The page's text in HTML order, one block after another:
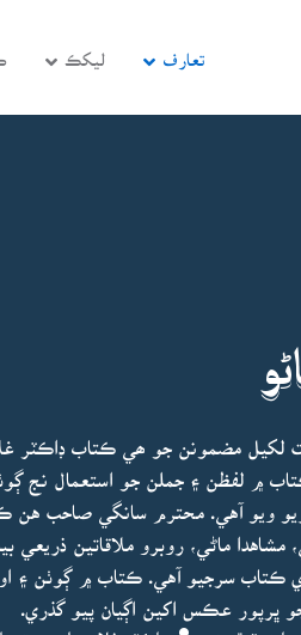
تعارف ليکڪ
لکيل مضمونن جو ھي ڪتاب ڊاڪٽر
۾ لفظن ۽ جملن جو استعمال نج
ويو آهي. محترم سانگي صاحب هن
ماڻي، روبرو ملاقاتين ذريعي
ڪتاب سرجيو آهي. ڪتاب ۾ ڳوٺن ۽
ڀرپور عڪس اکين اڳيان پيو گذري.
اپڊيٽ ٿيو: ڊاڪٽر غلام علي همت